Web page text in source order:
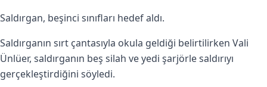
Saldırgan, beşinci sınıfları hedef aldı.
Saldırganın sırt çantasıyla okula geldiği belirtilirken Vali
Ünlüer, saldırganın beş silah ve yedi şarjörle saldırıyı
gerçekleştirdiğini söyledi.